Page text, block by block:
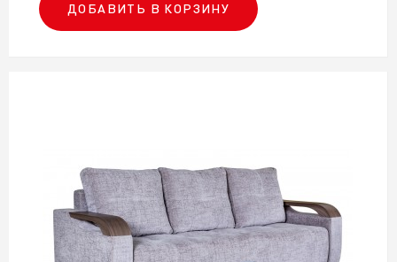
ДОБАВИТЬ В КОРЗИНУ